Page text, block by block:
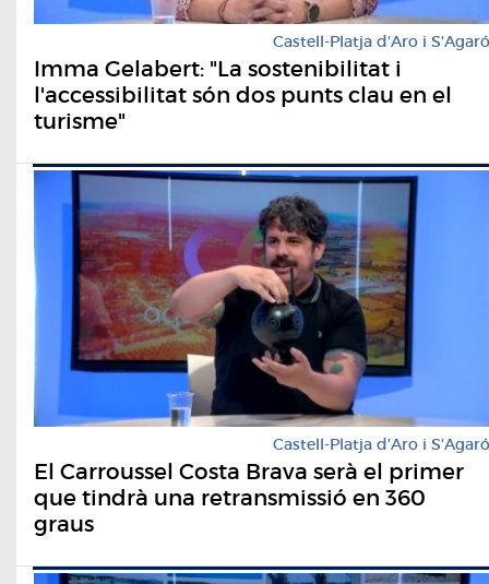
Castell-Platja d'Aro i S'Agaró
Imma Gelabert: "La sostenibilitat i
l'accessibilitat són dos punts clau en el
turisme"
Castell-Platja d'Aro i S'Agaró
El Carroussel Costa Brava serà el primer
que tindrà una retransmissió en 360
graus